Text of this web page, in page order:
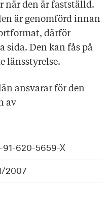
när den är fastställd.
är genomförd innan
därför
sida. Den kan fås på
länsstyrelse.
ansvarar för den
av
91-620-5659-X
2007